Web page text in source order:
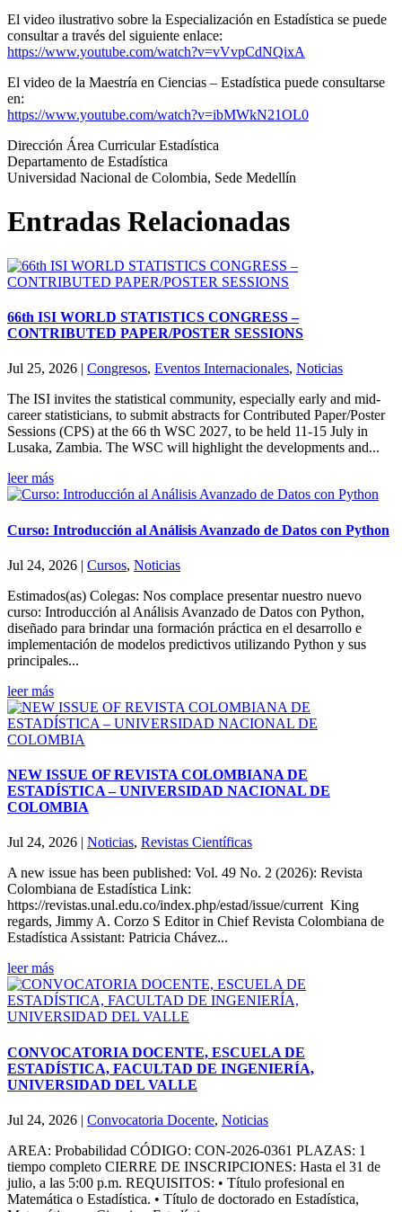
El video ilustrativo sobre la Especialización en Estadística se puede
consultar a través del siguiente enlace:
https://www.youtube.com/watch?v=vVvpCdNQixA
El video de la Maestría en Ciencias – Estadística puede consultarse
en:
https://www.youtube.com/watch?v=ibMWkN21OL0
Dirección Área Curricular Estadística
Departamento de Estadística
Universidad Nacional de Colombia, Sede Medellín
Entradas Relacionadas
66th ISI WORLD STATISTICS CONGRESS –
CONTRIBUTED PAPER/POSTER SESSIONS
Jul 25, 2026 | Congresos, Eventos Internacionales, Noticias
The ISI invites the statistical community, especially early and mid-
career statisticians, to submit abstracts for Contributed Paper/Poster
Sessions (CPS) at the 66 th WSC 2027, to be held 11-15 July in
Lusaka, Zambia. The WSC will highlight the developments and...
leer más
Curso: Introducción al Análisis Avanzado de Datos con Python
Jul 24, 2026 | Cursos, Noticias
Estimados(as) Colegas: Nos complace presentar nuestro nuevo
curso: Introducción al Análisis Avanzado de Datos con Python,
diseñado para brindar una formación práctica en el desarrollo e
implementación de modelos predictivos utilizando Python y sus
principales...
leer más
NEW ISSUE OF REVISTA COLOMBIANA DE
ESTADÍSTICA – UNIVERSIDAD NACIONAL DE
COLOMBIA
Jul 24, 2026 | Noticias, Revistas Científicas
A new issue has been published: Vol. 49 No. 2 (2026): Revista
Colombiana de Estadística Link:
https://revistas.unal.edu.co/index.php/estad/issue/current King
regards, Jimmy A. Corzo S Editor in Chief Revista Colombiana de
Estadística Assistant: Patricia Chávez...
leer más
CONVOCATORIA DOCENTE, ESCUELA DE
ESTADÍSTICA, FACULTAD DE INGENIERÍA,
UNIVERSIDAD DEL VALLE
Jul 24, 2026 | Convocatoria Docente, Noticias
AREA: Probabilidad CÓDIGO: CON-2026-0361 PLAZAS: 1
tiempo completo CIERRE DE INSCRIPCIONES: Hasta el 31 de
julio, a las 5:00 p.m. REQUISITOS: • Título profesional en
Matemática o Estadística. • Título de doctorado en Estadística,